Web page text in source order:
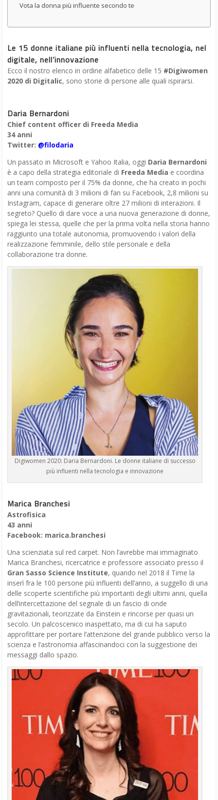
Vota la donna più influente secondo te
Le 15 donne italiane più influenti nella tecnologia, nel
digitale, nell’innovazione
Ecco il nostro elenco in ordine alfabetico delle 15 #Digiwomen
2020 di Digitalic, sono storie di persone alle quali ispirarsi.
Daria Bernardoni
Chief content officer di Freeda Media
34 anni
Twitter: @filodaria
Un passato in Microsoft e Yahoo Italia, oggi Daria Bernardoni
è a capo della strategia editoriale di Freeda Media e coordina
un team composto per il 75% da donne, che ha creato in pochi
anni una comunità di 3 milioni di fan su Facebook, 2,8 milioni su
Instagram, capace di generare oltre 27 milioni di interazioni. Il
segreto? Quello di dare voce a una nuova generazione di donne,
spiega lei stessa, quelle che per la prima volta nella storia hanno
raggiunto una totale autonomia, promuovendo i valori della
realizzazione femminile, dello stile personale e della
collaborazione tra donne.
Digiwomen 2020: Daria Bernardoni. Le donne italiane di successo
più influenti nella tecnologia e innovazione
Marica Branchesi
Astrofisica
43 anni
Facebook: marica.branchesi
Una scienziata sul red carpet. Non l’avrebbe mai immaginato
Marica Branchesi, ricercatrice e professore associato presso il
Gran Sasso Science Institute, quando nel 2018 il Time la
inserì fra le 100 persone più influenti dell’anno, a suggello di una
delle scoperte scientifiche più importanti degli ultimi anni, quella
dell’intercettazione del segnale di un fascio di onde
gravitazionali, teorizzate da Einstein e rincorse per quasi un
secolo. Un palcoscenico inaspettato, ma di cui ha saputo
approfittare per portare l’attenzione del grande pubblico verso la
scienza e l’astronomia affascinandoci con la suggestione dei
messaggi dallo spazio.